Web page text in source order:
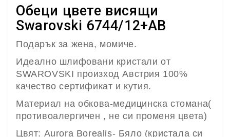
Обеци цвете висящи
Swarovski 6744/12+AB
Подарък за жена, момиче.
Идеално шлифовани кристали от
SWAROVSKI произход Австрия 100%
качество сертификат и кутия.
Материал на обкова-медицинска стомана(
противоалергичен , не си променя цвета)
Цвят: Aurora Borealis- Бяло (кристала си